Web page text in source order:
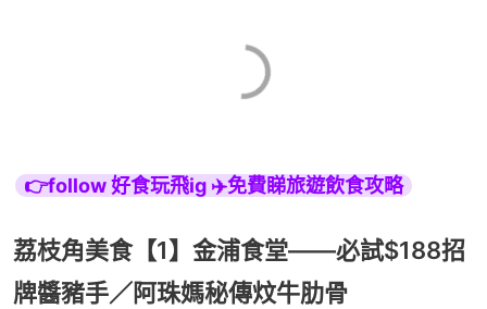
👉follow 好食玩飛ig ✈️免費睇旅遊飲食攻略
荔枝角美食【1】金浦食堂——必試$188招
牌醬豬手／阿珠媽秘傳炆牛肋骨